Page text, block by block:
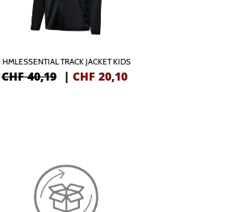
HMLESSENTIAL TRACK JACKET KIDS
CHF 40,19 | CHF 20,10